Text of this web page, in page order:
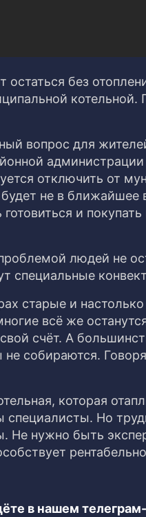
остаться без
котельной.
вопрос для
отключить от
не в
и
людей не
специальные
старые и
всё же
счёт. А
собираются.
которая
Но
Не нужно быть
в нашем